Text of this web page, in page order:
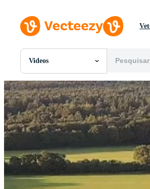
Videos
Todas Imagens
Fotos
PNGs
PSDs
SVGs
Modelos
Motion graphics
Imagens Editoriais
Eventos Editoriais